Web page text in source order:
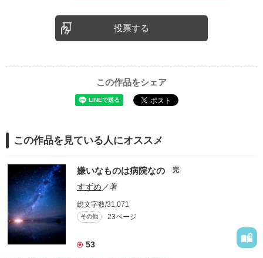
投票する
この作品をシェア
この作品を見ている人にオススメ
嫌いなものは病院なの 完
すずめ ／著
総文字数/31,071
その他 23ページ
53